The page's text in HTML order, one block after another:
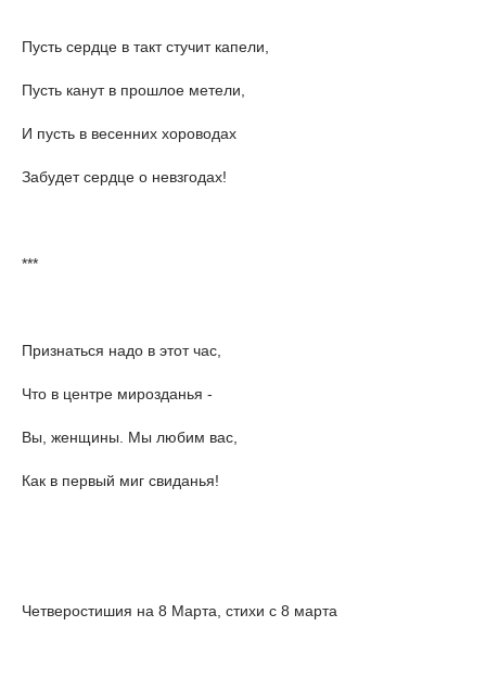
Пусть сердце в такт стучит капели,
Пусть канут в прошлое метели,
И пусть в весенних хороводах
Забудет сердце о невзгодах!
***
Признаться надо в этот час,
Что в центре мирозданья -
Вы, женщины. Мы любим вас,
Как в первый миг свиданья!
Четверостишия на 8 Марта, стихи с 8 марта